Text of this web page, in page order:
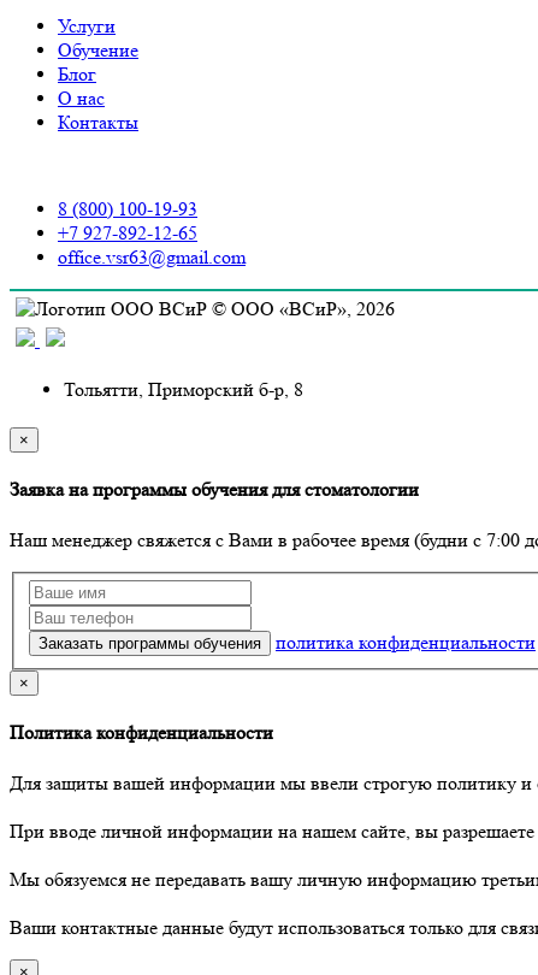
Услуги
Обучение
Блог
О нас
Контакты
8 (800) 100-19-93
+7 927-892-12-65
office.vsr63@gmail.com
© ООО «ВСиР», 2026
Тольятти, Приморский б-р, 8
×
Заявка на программы обучения для стоматологии
Наш менеджер свяжется с Вами в рабочее время (будни с 7:00
политика конфиденциальности
×
Политика конфиденциальности
Для защиты вашей информации мы ввели строгую политику и
При вводе личной информации на нашем сайте, вы
Мы обязуемся не передавать вашу личную информацию
Ваши контактные данные будут использоваться только для